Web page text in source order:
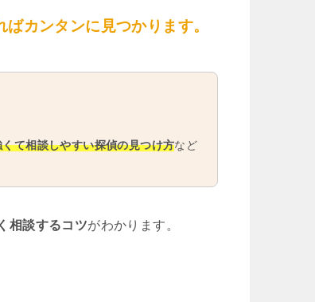
カンタンに見つかります。
て相談しやすい探偵の見つけ方など
相談するコツがわかります。